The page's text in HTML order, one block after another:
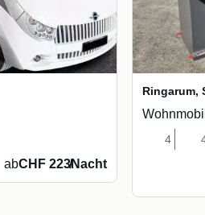
abCHF 223/Nacht
Ringarum,
4